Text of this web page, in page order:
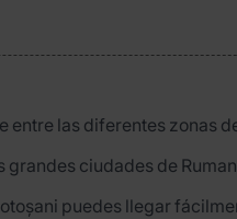
entre las diferentes zonas
ciudades de
puedes llegar